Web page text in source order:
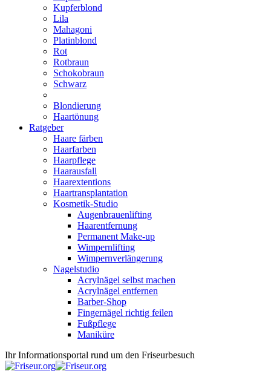
Kupferblond
Lila
Mahagoni
Platinblond
Rot
Rotbraun
Schokobraun
Schwarz
Blondierung
Haartönung
Ratgeber
Haare färben
Haarfarben
Haarpflege
Haarausfall
Haarextentions
Haartransplantation
Kosmetik-Studio
Augenbrauenlifting
Haarentfernung
Permanent Make-up
Wimpernlifting
Wimpernverlängerung
Nagelstudio
Acrylnägel selbst machen
Acrylnägel entfernen
Barber-Shop
Fingernägel richtig feilen
Fußpflege
Maniküre
Ihr Informationsportal rund um den Friseurbesuch